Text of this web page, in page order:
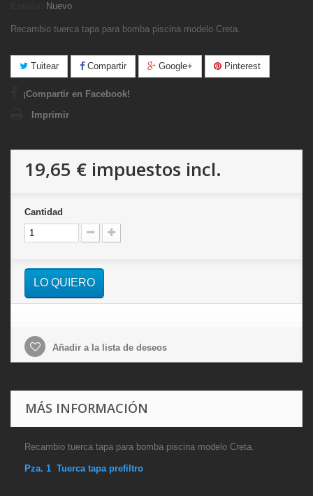
Nuevo
Recambio tuerca tapa para bomba piscina modelo Creta.
Tuitear Compartir Google+ Pinterest
¡Compartir en Facebook!
Imprimir
19,65 € impuestos incl.
Cantidad
LO QUIERO
Añadir a la lista de deseos
MÁS INFORMACIÓN
Recambio tuerca tapa para bomba piscina modelo Creta.
Pza. 1 Tuerca tapa prefiltro